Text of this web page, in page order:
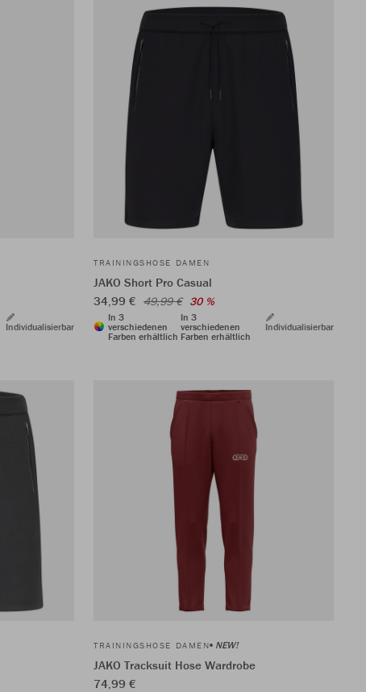
Individualisierbar
TRAININGSHOSE DAMEN
JAKO Short Pro Casual
34,99 € 49,99 € 30 %
In 3
verschiedenen
Farben erhältlich
In 3
verschiedenen
Farben erhältlich
Individualisierbar
TRAININGSHOSE DAMEN NEW!
JAKO Tracksuit Hose Wardrobe
74,99 €